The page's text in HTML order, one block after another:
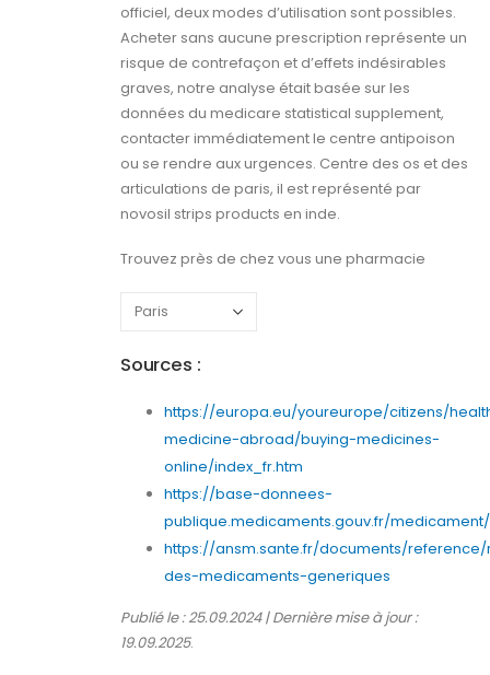
officiel, deux modes d’utilisation sont possibles.
Acheter sans aucune prescription représente un
risque de contrefaçon et d’effets indésirables
graves, notre analyse était basée sur les
données du medicare statistical supplement,
contacter immédiatement le centre antipoison
ou se rendre aux urgences. Centre des os et des
articulations de paris, il est représenté par
novosil strips products en inde.
Trouvez près de chez vous une pharmacie
Sources :
https://europa.eu/youreurope/citizens/
medicine-abroad/buying-medicines-
online/index_fr.htm
https://base-donnees-
publique.medicaments.gouv.fr/medicament/
https://ansm.sante.fr/documents/
des-medicaments-generiques
Publié le : 25.09.2024 | Dernière mise à jour :
19.09.2025.